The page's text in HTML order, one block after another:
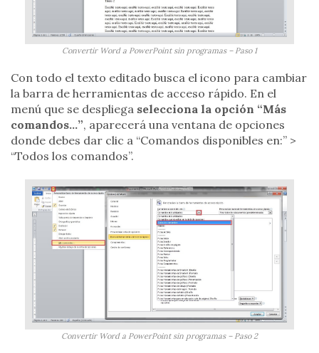
Convertir Word a PowerPoint sin programas – Paso 1
Con todo el texto editado busca el icono para cambiar
la barra de herramientas de acceso rápido. En el
menú que se despliega selecciona la opción “Más
comandos…”, aparecerá una ventana de opciones
donde debes dar clic a “Comandos disponibles en:” >
“Todos los comandos”.
Convertir Word a PowerPoint sin programas – Paso 2